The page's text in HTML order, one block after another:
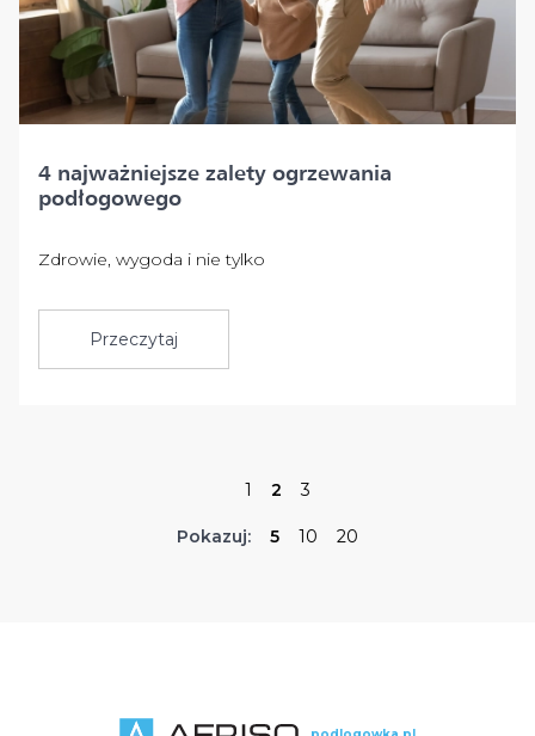
4 najważniejsze zalety ogrzewania
podłogowego
Zdrowie, wygoda i nie tylko
Przeczytaj
1 2 3
Pokazuj: 5 10 20